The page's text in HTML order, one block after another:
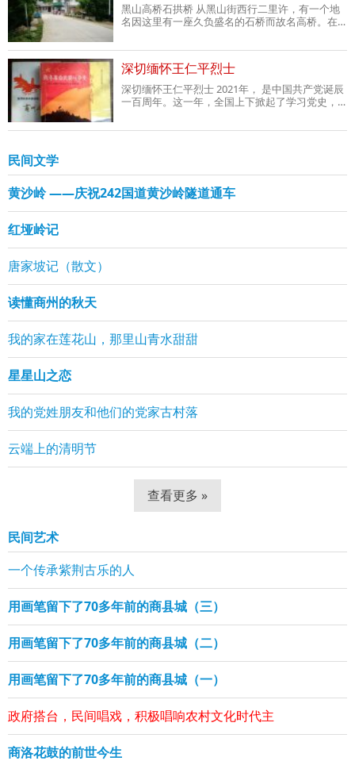
黑山高桥石拱桥 从黑山街西行二里许，有一个地
名因这里有一座久负盛名的石桥而故名高桥。在
深切缅怀王仁平烈士
深切缅怀王仁平烈士 2021年， 是中国共产党诞辰
一百周年。这一年，全国上下掀起了学习党史，
民间文学
黄沙岭 ——庆祝242国道黄沙岭隧道通车
红垭岭记
唐家坡记（散文）
读懂商州的秋天
我的家在莲花山，那里山青水甜甜
星星山之恋
我的党姓朋友和他们的党家古村落
云端上的清明节
查看更多 »
民间艺术
一个传承紫荆古乐的人
用画笔留下了70多年前的商县城（三）
用画笔留下了70多年前的商县城（二）
用画笔留下了70多年前的商县城（一）
政府搭台，民间唱戏，积极唱响农村文化时代主
商洛花鼓的前世今生